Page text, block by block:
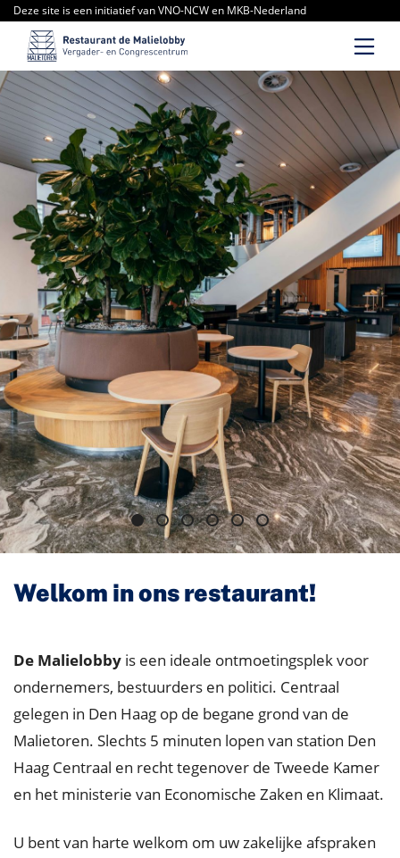
Deze site is een initiatief van VNO-NCW en MKB-Nederland
Welkom in ons restaurant!
De Malielobby is een ideale ontmoetingsplek voor
ondernemers, bestuurders en politici. Centraal
gelegen in Den Haag op de begane grond van de
Malietoren. Slechts 5 minuten lopen van station Den
Haag Centraal en recht tegenover de Tweede Kamer
en het ministerie van Economische Zaken en Klimaat.
U bent van harte welkom om uw zakelijke afspraken